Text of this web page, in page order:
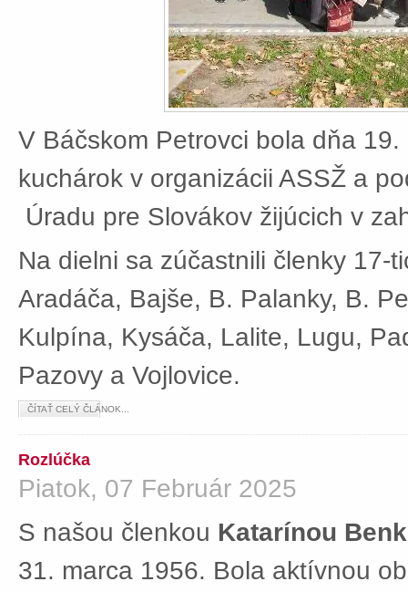
V Báčskom Petrovci bola dňa
kuchárok v organizácii ASSŽ a
Úradu pre Slovákov žijúcich v
Na dielni sa zúčastnili členky 17-
Aradáča, Bajše, B. Palanky, B.
Kulpína, Kysáča, Lalite, Lugu,
Pazovy a Vojlovice.
ČÍTAŤ CELÝ ČLÁNOK...
Rozlúčka
Piatok, 07 Február 2025
S našou členkou Katarínou
31. marca 1956. Bola aktívnou